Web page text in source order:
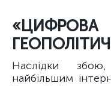
Наслідки
найбільшим